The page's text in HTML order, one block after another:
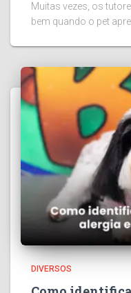
Muitas vezes, os
bem quando o pet
DIVERSOS